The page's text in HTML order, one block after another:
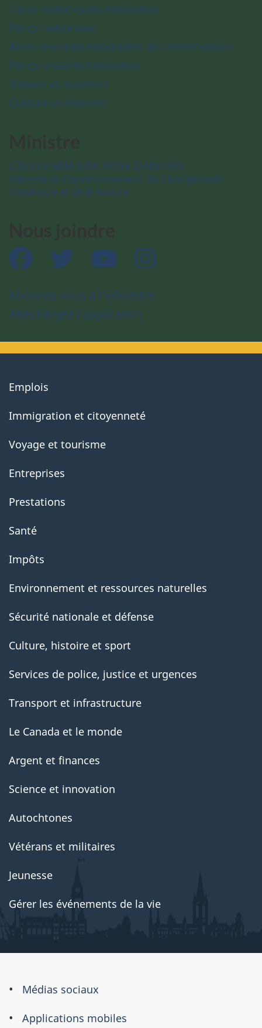
Lieux historiques nationaux
Parcs nationaux
Aires marines nationales de conservation
Parcs urbains nationaux
Nature et sciences
Culture et histoire
L’honorable Julie Aviva Dabrusin
Ministre de l’Environnement, du Changement
climatique et de la Nature
Facebook Twitter YouTube
Abonnez-vous à l’infolettre
Téléchargez l’application
About
government
Emplois
Immigration et citoyenneté
Voyage et tourisme
Entreprises
Prestations
Santé
Impôts
Environnement et ressources naturelles
Sécurité nationale et défense
Culture, histoire et sport
Services de police, justice et urgences
Transport et infrastructure
Le Canada et le monde
Argent et finances
Science et innovation
Autochtones
Vétérans et militaires
Jeunesse
Gérer les événements de la vie
À
propos
Médias sociaux
Applications mobiles